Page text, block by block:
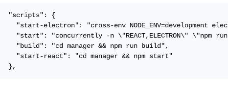
  "scripts": {
"start-electron": "cross-env NODE_ENV=development
"start": "concurrently -n \"REACT,ELECTRON\" \"npm
    "build": "cd manager && npm run build",
    "start-react": "cd manager && npm start"
  },